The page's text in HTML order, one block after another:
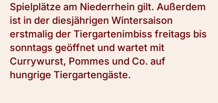
Spielplätze am Niederrhein gilt. Außerdem
ist in der diesjährigen Wintersaison
erstmalig der Tiergartenimbiss freitags bis
sonntags geöffnet und wartet mit
Currywurst, Pommes und Co. auf
hungrige Tiergartengäste.